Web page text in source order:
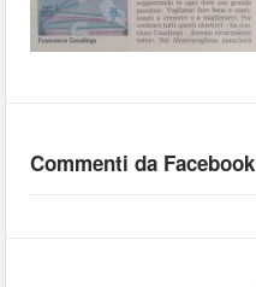
Commenti da Facebook